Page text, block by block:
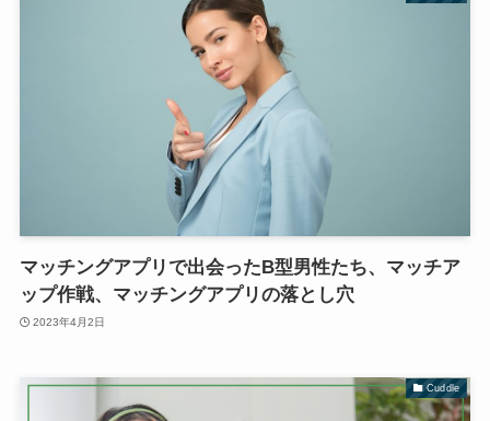
マッチングアプリで出会ったB型男性たち、マッチア
ップ作戦、マッチングアプリの落とし穴
2023年4月2日
Cuddle